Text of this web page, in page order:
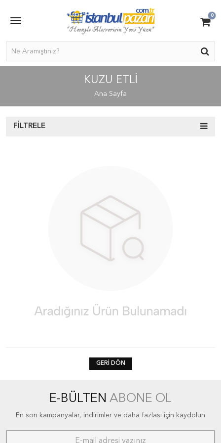
0
KUZU ETLI
Ana Sayfa
FILTRELE
GERI DÖN
E-BÜLTEN ABONE OL
En son kampanyalar, indirimler ve daha fazlası için kaydolun